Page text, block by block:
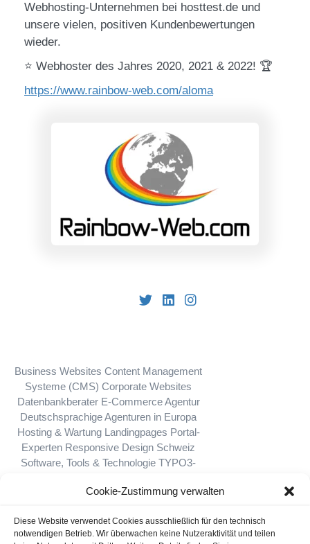
Cookie-Zustimmung verwalten
Diese Website verwendet Cookies ausschließlich für den technisch
notwendigen Betrieb. Wir überwachen keine Nutzeraktivität und teilen
Webhosting-Unternehmen bei hosttest.de und
unsere vielen, positiven Kundenbewertungen
wieder.
⭐ Webhoster des Jahres 2020, 2021 & 2022! 🏆
https://www.rainbow-web.com/aloma
Business Websites Content Management
Systeme (CMS) Corporate Websites
Datenbankberater E-Commerce Agentur
Deutschsprachige Agenturen in Europa
Hosting & Wartung Landingpages Portal-
Experten Responsive Design Schweiz
Software, Tools & Technologie TYPO3-
& Webhosting Weltweit (außerhalb
Österreich